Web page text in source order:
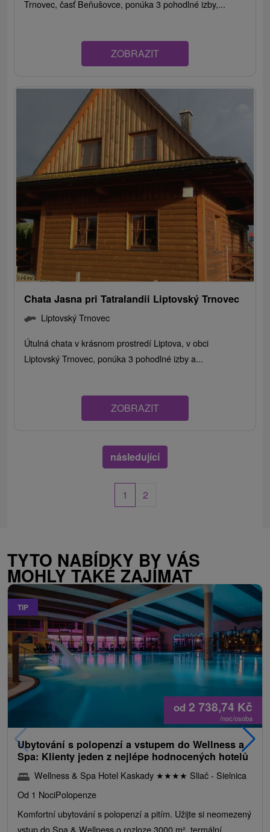
Trnovec, časť Beňušovce, ponúka 3 pohodlné izby,...
ZOBRAZIT
Chata Jasna pri Tatralandii Liptovský Trnovec
Liptovský Trnovec
Útulná chata v krásnom prostredí Liptova, v obci
Liptovský Trnovec, ponúka 3 pohodlné izby a...
ZOBRAZIT
následující
1 2
TYTO NABÍDKY BY VÁS
MOHLY TAKÉ ZAJÍMAT
TIP
od 2 738,74 Kč
/noc/osoba
Ubytování s polopenzí a vstupem do Wellness a
Spa: Klienty jeden z nejlépe hodnocených hotelů
Wellness & Spa Hotel Kaskady ★★★★ Sliač - Sielnica
Od 1 NociPolopenze
Komfortní ubytování s polopenzí a pitím. Užijte si neomezený
vstup do Spa & Wellness o rozloze 3000 m², termální